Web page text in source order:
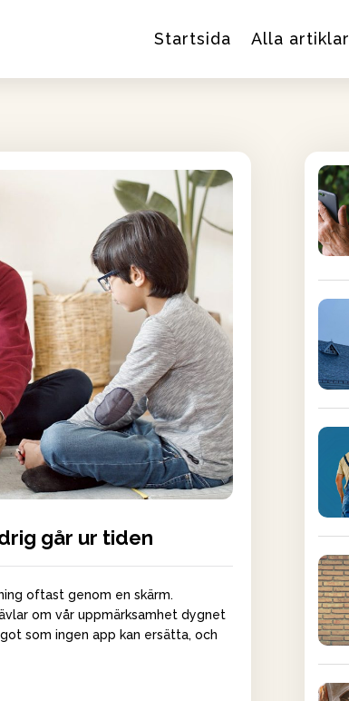
Startsida Alla artiklar
går ur tiden
oftast genom en skärm.
om vår uppmärksamhet dygnet
som ingen app kan ersätta, och